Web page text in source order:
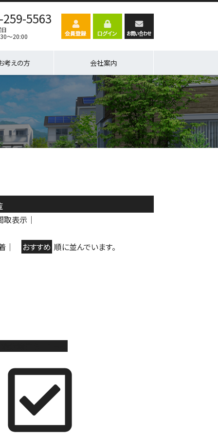
5563
～20:00
考えの方 会社案内
取表示 ｜
｜ おすすめ 順に並んでいます。